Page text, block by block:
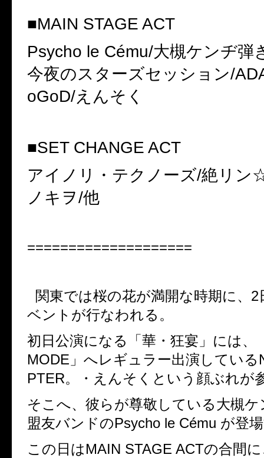
■MAIN STAGE ACT
Psycho le Cému/大槻ケンヂ弾
今夜のスターズセッション/
oGoD/えんそく
■SET CHANGE ACT
アイノリ・テクノーズ/絶リン
ノキヲ/他
====================
関東では桜の花が満開な時期に、 2
ベントが行なわれる。
初日公演になる「華・狂宴」には、
MODE 」へレギュラー出演している
PTER。・えんそくという顔ぶれが
そこへ、彼らが尊敬している大槻
盟友バンドのPsycho le Cému が登
この日はMAIN STAGE ACTの合間